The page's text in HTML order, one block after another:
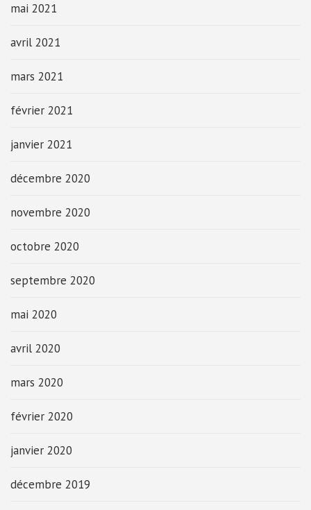
mai 2021
avril 2021
mars 2021
février 2021
janvier 2021
décembre 2020
novembre 2020
octobre 2020
septembre 2020
mai 2020
avril 2020
mars 2020
février 2020
janvier 2020
décembre 2019